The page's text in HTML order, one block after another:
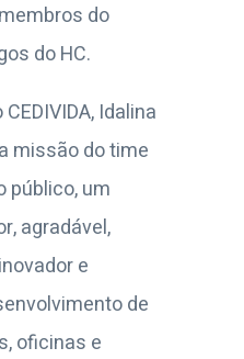
do
do HC.
Idalina
missão do time
público, um
agradável,
e
de
oficinas e